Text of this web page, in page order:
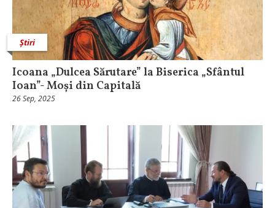
Știri
Icoana „Dulcea Sărutare” la Biserica „Sfântul
Ioan”- Moși din Capitală
26 Sep, 2025